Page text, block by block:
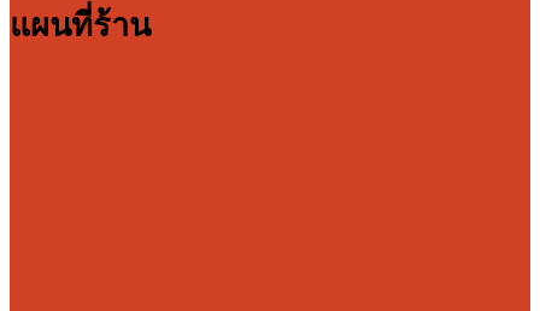
แผนที่ร้าน